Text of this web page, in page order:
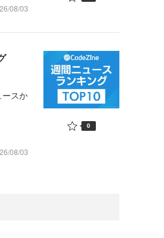
08/03
スか
08/03
0